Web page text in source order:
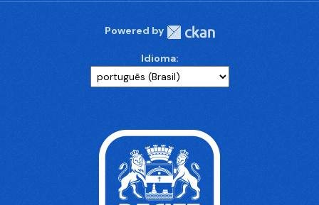
Powered by
Idioma